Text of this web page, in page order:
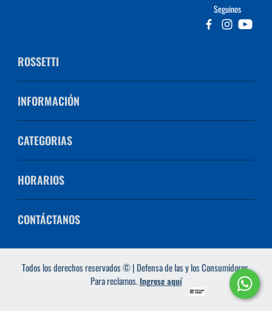
Seguinos
ROSSETTI
INFORMACIÓN
CATEGORIAS
HORARIOS
CONTÁCTANOS
Todos los derechos reservados © | Defensa de las y los Consumidores.
Para reclamos.Ingrese aquí